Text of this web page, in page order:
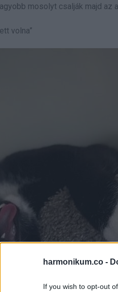
harmonikum.co -
If you wish to opt-out
mosolyt csalják majd az
volna”